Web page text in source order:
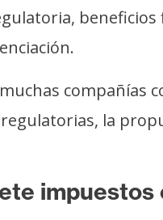
compañías
regulatorias, la